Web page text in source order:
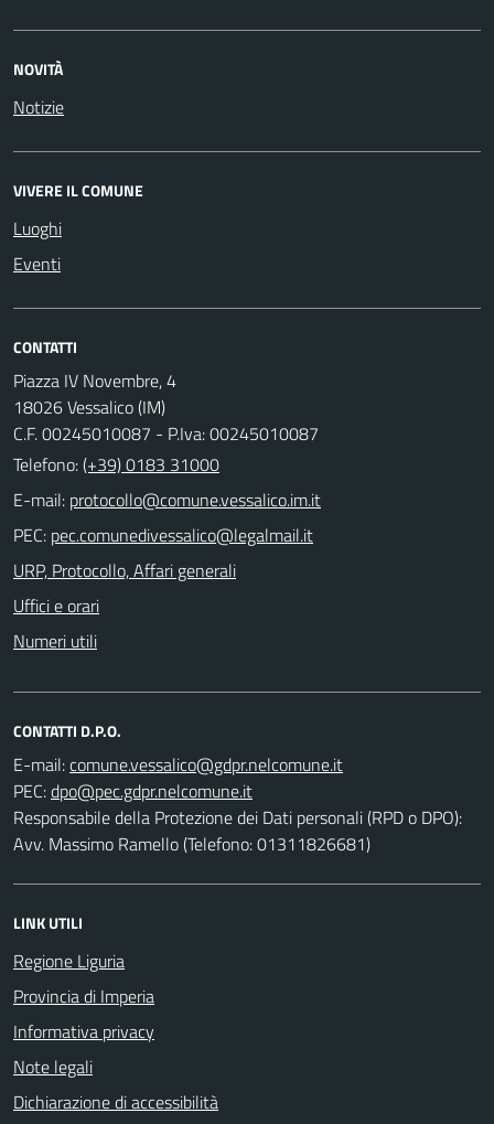
NOVITÀ
Notizie
VIVERE IL COMUNE
Luoghi
Eventi
CONTATTI
Piazza IV Novembre, 4
18026 Vessalico (IM)
C.F. 00245010087 - P.Iva: 00245010087
Telefono:(+39) 0183 31000
E-mail:
PEC:
URP, Protocollo, Affari generali
Uffici e orari
Numeri utili
CONTATTI D.P.O.
E-mail:
PEC:
Responsabile della Protezione dei Dati personali (RPD o DPO):
Avv. Massimo Ramello (Telefono: 01311826681)
LINK UTILI
Regione Liguria
Provincia di Imperia
Informativa privacy
Note legali
Dichiarazione di accessibilità